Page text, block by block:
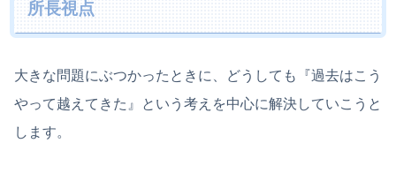
所長視点
大きな問題にぶつかったときに、どうしても『過去はこう
やって越えてきた』という考えを中心に解決していこうと
します。